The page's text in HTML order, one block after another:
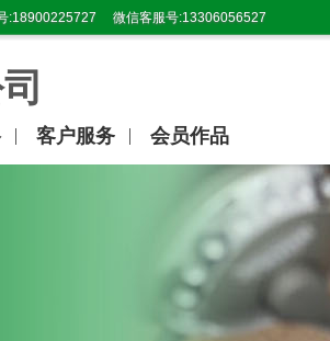
:18900225727 微信客服号:13306056527
客户服务 会员作品